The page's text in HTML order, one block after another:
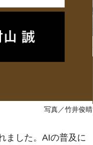
写真／竹井俊晴
ました。AIの普及に